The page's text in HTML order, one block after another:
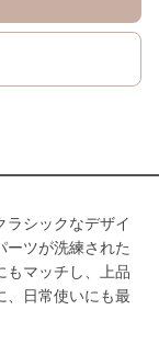
ラシックなデザイ
ーツが洗練された
もマッチし、上品
、日常使いにも最